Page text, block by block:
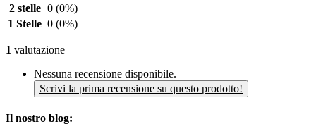
2 stelle 0 (0%)
1 Stelle 0 (0%)
1 valutazione
Nessuna recensione disponibile.
Scrivi la prima recensione su questo prodotto!
Il nostro blog: